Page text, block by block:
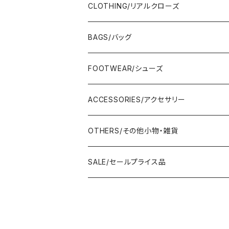
CLOTHING/リアルクローズ
TOPS/トップス
Adonisis/アドニシス
AMERICANA/アメリカーナ
BOTOMS/ボトム
Adonisis/アドニシス
amherst/アムハースト
ONE-PIECE/ワンピース
anana/アナナ
J.Sloane/ジェイスロアン
OUTER/アウター
anana/アナナ
BAGS/バッグ
HAND BAG/ハンドバッグ
mononogu/もののぐ
IMPORT/インポート
SHOULDER BAG/ショルダーバッグ
mononogu/もののぐ
IMPORT/インポート
TOTE BAG/トートバッグ
mononogu/もののぐ
OTHERS/その他
FOOTWEAR/シューズ
PUMPS/パンプス
コツコツ
IMPORT/インポート
SANDAL/サンダル
コツコツ
BOOTS/ブーツ
ACCESSORIES/アクセサリー
EARRINGS/イヤリング
RING/指輪
OTHERS/その他小物・雑貨
BELT/ベルト
SALE/セールプライス品